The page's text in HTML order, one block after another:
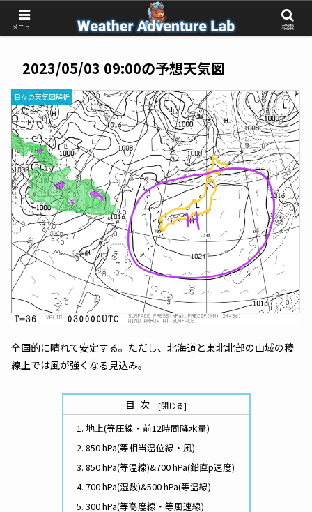
受動的な予報待ちから、能動的な気象判断へ
2023/05/03 09:00の予想天気図
日々の天気図解析
全国的に晴れて安定する。ただし、北海道と東北北部の山域の稜
線上では風が強くなる見込み。
目次
地上(等圧線・前12時間降水量)
850 hPa(等相当温位線・風)
850 hPa(等温線)&700 hPa(鉛直p速度)
700 hPa(湿数)&500 hPa(等温線)
300 hPa(等高度線・等風速線)
メニュー 検索